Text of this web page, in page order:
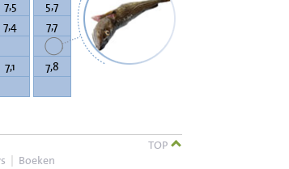
7,5 5,7
7,4 7,7
7,1 7,8
TOP
| Boeken